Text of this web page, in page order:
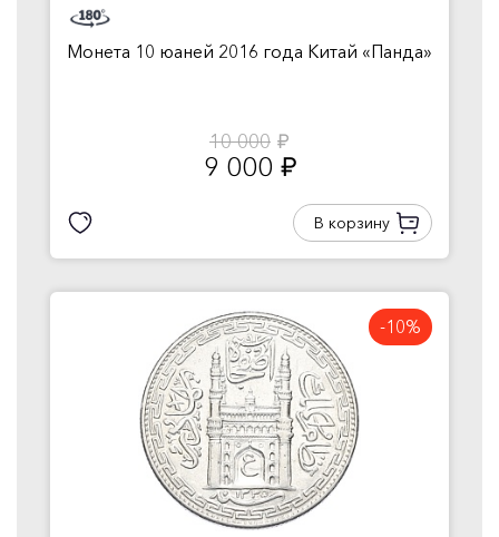
Монета 10 юаней 2016 года Китай «Панда»
10 000 руб.
9 000 руб.
В корзину
-10%